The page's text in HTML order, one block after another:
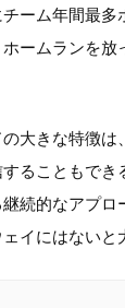
ーム年間最多
ームランを放
大きな特徴は
ることもでき
続的なアプロ
イにはないと